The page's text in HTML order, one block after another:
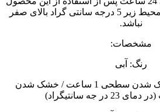
دمای سطح مورد نظر و محیط زیر 5 درجه سانتی گراد بالای صفر
نباشد.
مشخصات:
رنگ: آبی
زمان خشک شدن: خشک شدن سطحی 1 ساعت / خشک شدن